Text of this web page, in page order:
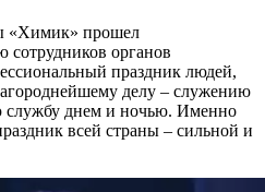
«Химик» прошел
органов
праздник людей,
делу – служению
службу днем и ночью. Именно
всей страны – сильной и